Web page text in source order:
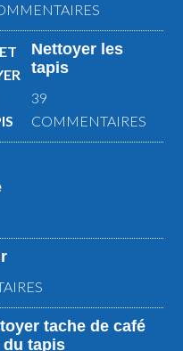
Nettoyer les
tapis
39
COMMENTAIRES
tache de café
du tapis